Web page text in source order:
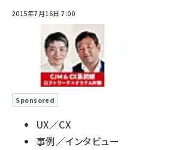
2015年7月16日 7:00
Sponsored
UX／CX
事例／インタビュー